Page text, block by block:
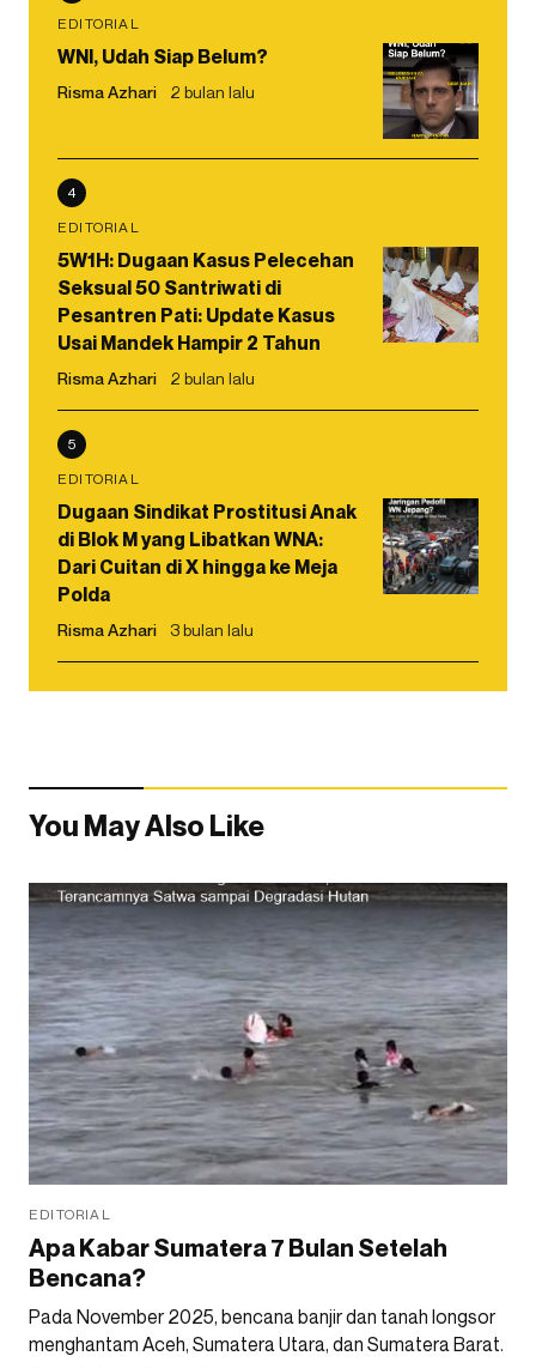
EDITORIAL
WNI, Udah Siap Belum?
Risma Azhari 2 bulan lalu
4
EDITORIAL
5W1H: Dugaan Kasus Pelecehan
Seksual 50 Santriwati di
Pesantren Pati: Update Kasus
Usai Mandek Hampir 2 Tahun
Risma Azhari 2 bulan lalu
5
EDITORIAL
Dugaan Sindikat Prostitusi Anak
di Blok M yang Libatkan WNA:
Dari Cuitan di X hingga ke Meja
Polda
Risma Azhari 3 bulan lalu
You May Also Like
EDITORIAL
Apa Kabar Sumatera 7 Bulan Setelah
Bencana?
Pada November 2025, bencana banjir dan tanah longsor
menghantam Aceh, Sumatera Utara, dan Sumatera Barat.